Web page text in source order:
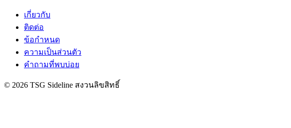
เกี่ยวกับ
ติดต่อ
ข้อกำหนด
ความเป็นส่วนตัว
คำถามที่พบบ่อย
© 2026 TSG Sideline สงวนลิขสิทธิ์